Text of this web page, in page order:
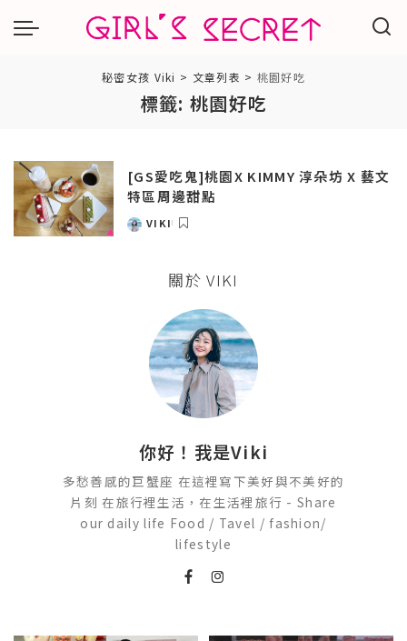
秘密女孩 Viki > 文章列表 > 桃園好吃
標籤: 桃園好吃
[GS愛吃鬼]桃園X KIMMY 淳朵坊 X 藝文
特區周邊甜點
POSTED
VIKI
關於 VIKI
你好！我是Viki
多愁善感的巨蟹座 在這裡寫下美好與不美好的
片刻 在旅行裡生活，在生活裡旅行 - Share
our daily life Food / Tavel / fashion/
lifestyle